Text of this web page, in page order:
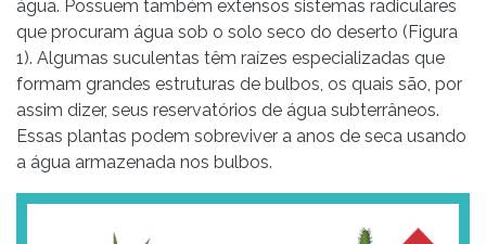
água. Possuem também extensos sistemas radiculares
que procuram água sob o solo seco do deserto (Figura
1). Algumas suculentas têm raízes especializadas que
formam grandes estruturas de bulbos, os quais são, por
assim dizer, seus reservatórios de água subterrâneos.
Essas plantas podem sobreviver a anos de seca usando
a água armazenada nos bulbos.